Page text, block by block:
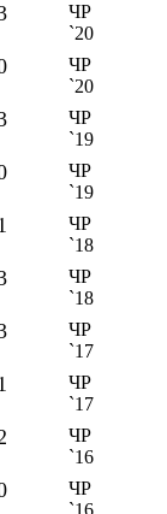
ЧР
`20
ЧР
`20
ЧР
`19
ЧР
`19
ЧР
`18
ЧР
`18
ЧР
`17
ЧР
`17
ЧР
`16
ЧР
`16